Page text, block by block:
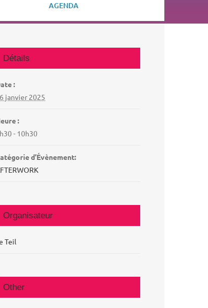
AGENDA
Détails
:
janvier 2025
:
- 10h30
d’Évènement:
Organisateur
Teil
Other